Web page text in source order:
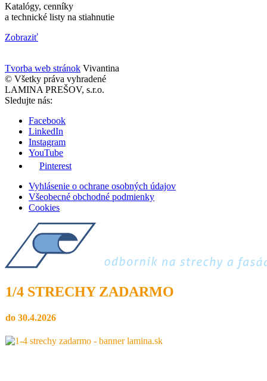
Katalógy, cenníky
a technické listy na stiahnutie
Zobraziť
Tvorba web stránok Vivantina
© Všetky práva vyhradené
LAMINA PREŠOV, s.r.o.
Sledujte nás:
Facebook
LinkedIn
Instagram
YouTube
Pinterest
Vyhlásenie o ochrane osobných údajov
Všeobecné obchodné podmienky
Cookies
1/4 STRECHY ZADARMO
do 30.4.2026